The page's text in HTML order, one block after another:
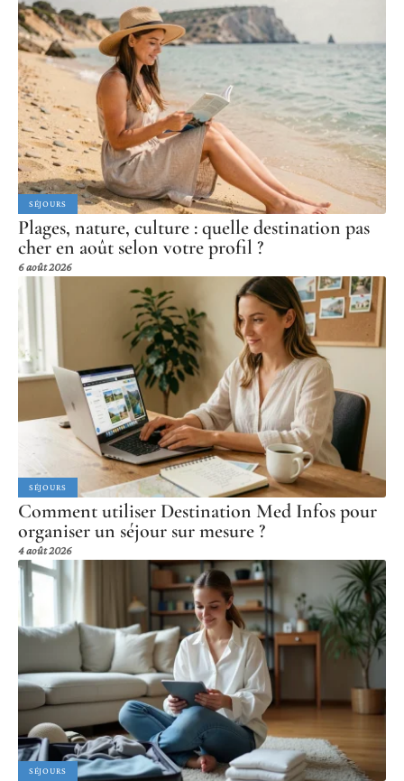
SÉJOURS
Plages, nature, culture : quelle destination pas
cher en août selon votre profil ?
6 août 2026
SÉJOURS
Comment utiliser Destination Med Infos pour
organiser un séjour sur mesure ?
4 août 2026
SÉJOURS